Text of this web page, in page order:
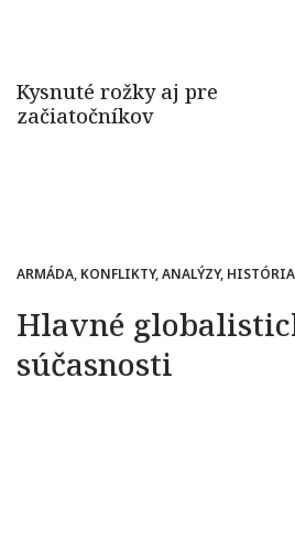
ARMÁDA, KONFLIKTY, ANALÝZY,